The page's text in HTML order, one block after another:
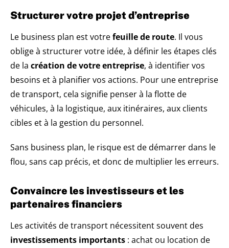
Structurer votre projet d’entreprise
Le business plan est votrefeuille de route. Il vous
oblige à structurer votre idée, à définir les étapes clés
de la création de votre entreprise, à identifier vos
besoins et à planifier vos actions. Pour une entreprise
de transport, cela signifie penser à la flotte de
véhicules, à la logistique, aux itinéraires, aux clients
cibles et à la gestion du personnel.
Sans business plan, le risque est de démarrer dans le
flou, sans cap précis, et donc de multiplier les erreurs.
Convaincre les investisseurs et les
partenaires financiers
Les activités de transport nécessitent souvent des
investissements importants : achat ou location de